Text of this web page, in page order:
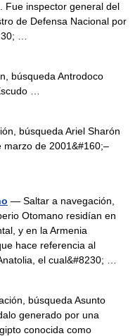
Fue inspector general del
de Defensa Nacional por
…
búsqueda Antrodoco
…
búsqueda Ariel Sharón
marzo de 2001&#160;–
— Saltar a navegación,
Otomano residían en
y en la Armenia
hace referencia al
el cual&#8230; …
búsqueda Asunto
generado por una
conocida como